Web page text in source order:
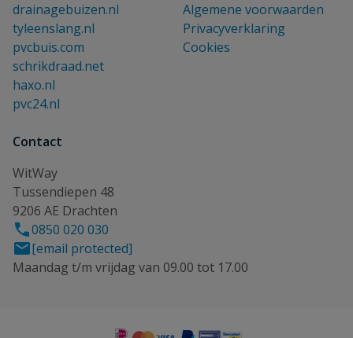
drainagebuizen.nl
tyleenslang.nl
pvcbuis.com
schrikdraad.net
haxo.nl
pvc24.nl
Algemene voorwaarden
Privacyverklaring
Cookies
Contact
WitWay
Tussendiepen 48
9206 AE Drachten
0850 020 030
[email protected]
Maandag t/m vrijdag van 09.00 tot 17.00